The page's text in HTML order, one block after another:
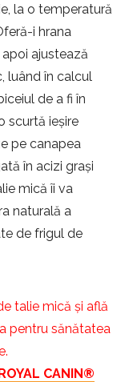
la o temperatură
i hrana
ajustează
luând în calcul
de a fi în
scurtă ieșire
pe canapea
în acizi grași
mică îi va
naturală a
de frigul de
talie mică și află
pentru sănătatea
CANIN®